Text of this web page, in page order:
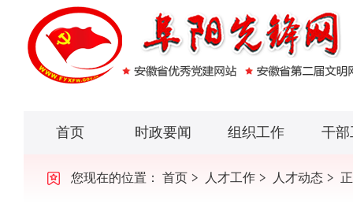
首页 时政要闻 组织工作 干部
您现在的位置： 首页 人才工作 人才动态